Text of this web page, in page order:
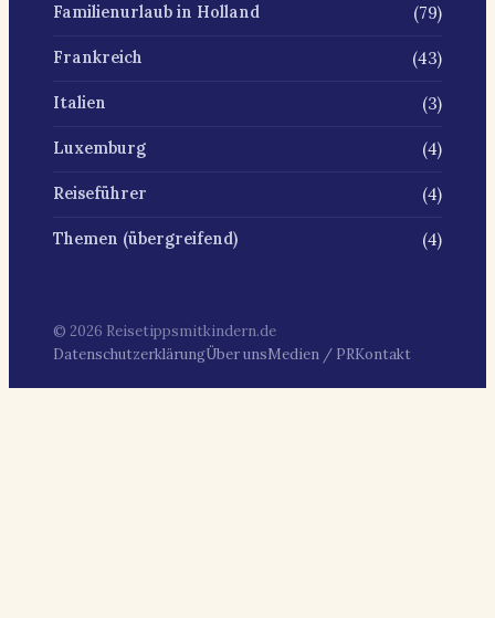
Familienurlaub in Holland (79)
Frankreich (43)
Italien (3)
Luxemburg (4)
Reiseführer (4)
Themen (übergreifend) (4)
© 2026 Reisetippsmitkindern.de
DatenschutzerklärungÜber unsMedien / PRKontakt